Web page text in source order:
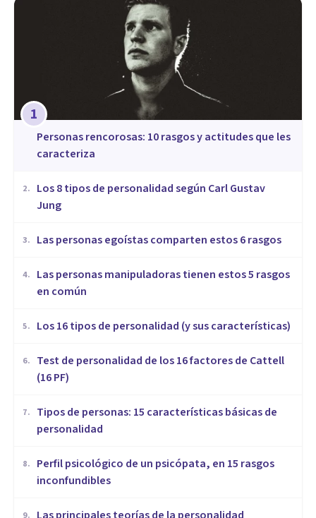
1
​Personas rencorosas: 10 rasgos y actitudes que les
caracteriza
2.
​Los 8 tipos de personalidad según Carl Gustav
Jung
3. Las personas egoístas comparten estos 6 rasgos
4.
Las personas manipuladoras tienen estos 5 rasgos
en común
5. Los 16 tipos de personalidad (y sus características)
6.
Test de personalidad de los 16 factores de Cattell
(16 PF)
7.
Tipos de personas: 15 características básicas de
personalidad
8.
Perfil psicológico de un psicópata, en 15 rasgos
inconfundibles
9.